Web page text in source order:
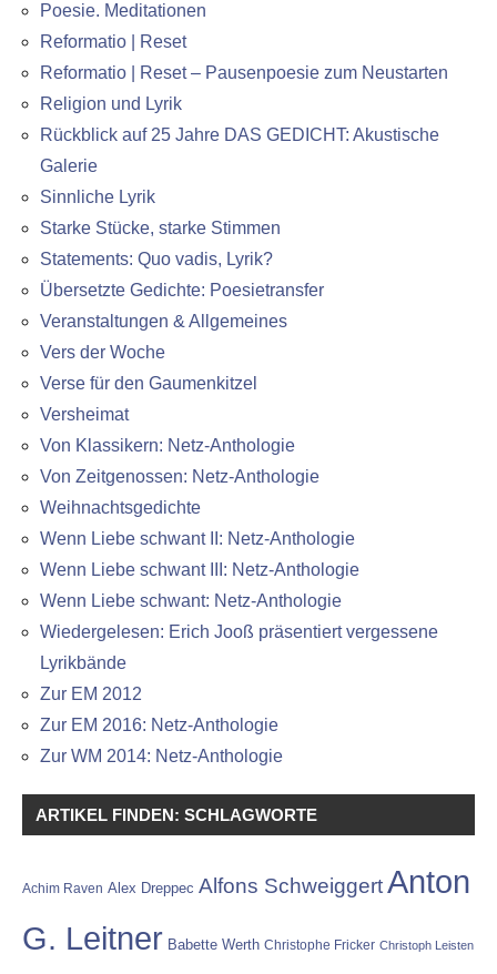
Poesie. Meditationen
Reformatio | Reset
Reformatio | Reset – Pausenpoesie zum Neustarten
Religion und Lyrik
Rückblick auf 25 Jahre DAS GEDICHT: Akustische
Galerie
Sinnliche Lyrik
Starke Stücke, starke Stimmen
Statements: Quo vadis, Lyrik?
Übersetzte Gedichte: Poesietransfer
Veranstaltungen & Allgemeines
Vers der Woche
Verse für den Gaumenkitzel
Versheimat
Von Klassikern: Netz-Anthologie
Von Zeitgenossen: Netz-Anthologie
Weihnachtsgedichte
Wenn Liebe schwant II: Netz-Anthologie
Wenn Liebe schwant III: Netz-Anthologie
Wenn Liebe schwant: Netz-Anthologie
Wiedergelesen: Erich Jooß präsentiert vergessene
Lyrikbände
Zur EM 2012
Zur EM 2016: Netz-Anthologie
Zur WM 2014: Netz-Anthologie
ARTIKEL FINDEN: SCHLAGWORTE
Achim Raven Alex Dreppec Alfons SchweiggertAnton
G. Leitner Babette Werth Christophe Fricker Christoph Leisten